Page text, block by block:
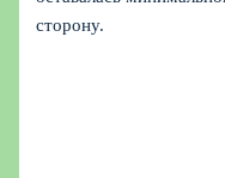
сторону.